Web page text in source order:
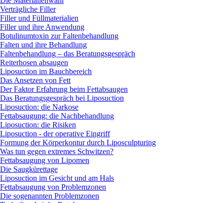
Verträgliche Filler
Filler und Füllmaterialien
Filler und ihre Anwendung
Botulinumtoxin zur Faltenbehandlung
Falten und ihre Behandlung
Faltenbehandlung – das Beratungsgespräch
Reiterhosen absaugen
Liposuction im Bauchbereich
Das Ansetzen von Fett
Der Faktor Erfahrung beim Fettabsaugen
Das Beratungsgespräch bei Liposuction
Liposuction: die Narkose
Fettabsaugung: die Nachbehandlung
Liposuction: die Risiken
Liposuction - der operative Eingriff
Formung der Körperkontur durch Liposculpturing
Was tun gegen extremes Schwitzen?
Fettabsaugung von Lipomen
Die Saugkürettage
Liposuction im Gesicht und am Hals
Fettabsaugung von Problemzonen
Die sogenannten Problemzonen